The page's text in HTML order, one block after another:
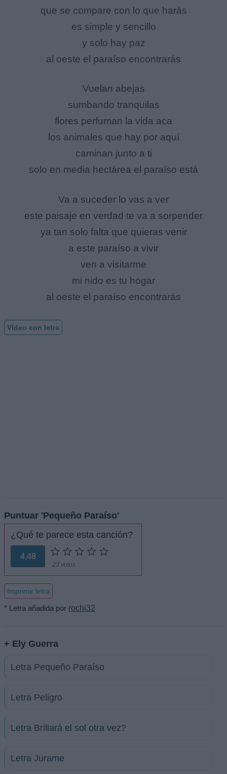
que se compare con lo que harás
es simple y sencillo
y solo hay paz
al oeste el paraíso encontrarás
Vuelan abejas
sumbando tranquilas
flores perfuman la vida aca
los animales que hay por aquí
caminan junto a ti
solo en media hectárea el paraíso está
Va a suceder lo vas a ver
este paisaje en verdad te va a sorpender
ya tan solo falta que quieras venir
a este paraíso a vivir
ven a visitarme
mi nido es tu hogar
al oeste el paraíso encontrarás
Vídeo con letra
Puntuar 'Pequeño Paraíso'
¿Qué te parece esta canción?
4,48
23 votos
Imprimir letra
* Letra añadida por rochi32
+ Ely Guerra
Letra Pequeño Paraíso
Letra Peligro
Letra Brillará el sol otra vez?
Letra Jurame